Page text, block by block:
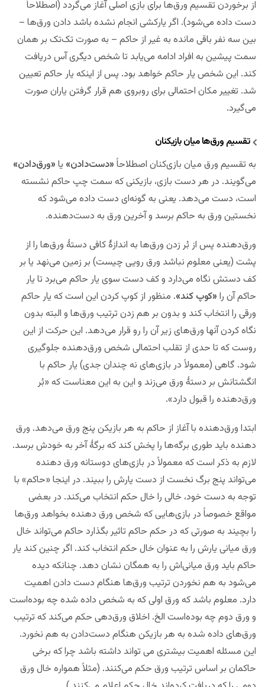
از برخوردن تقسیم ورق‌ها برای بازی اصلی آغاز می‌گردد (اصطلاحاً
دست داده می‌شود). اگر یارکشی انجام نشده باشد دادن ورق‌ها –
بین سه نفر باقی مانده به غیر از حاکم – به صورت تک‌تک بر همان
سمت پیشین به افراد ادامه می‌یابد تا شخص دیگری آس دریافت
کند. این شخص یار حاکم خواهد بود. پس از اینکه یار حاکم تعیین
شد. تغییر مکان احتمالی برای روبروی هم قرار گرفتن یاران صورت
می‌گیرد.
تقسیم ورق‌ها میان بازیکنان
به تقسیم ورق میان بازی‌کنان اصطلاحاً «دست‌دادن» یا «ورق‌دادن»
می‌گویند. در هر دست بازی، بازیکنی که سمت چپ حاکم نشسته
است، دست می‌دهد. یعنی به گونه‌ای دست داده می‌شود که
نخستین ورق به حاکم برسد و آخرین ورق به دست‌دهنده.
ورق‌دهنده پس از بُر زدن ورق‌ها به اندازهٔ کافی دستهٔ ورق‌ها را از
پشت (یعنی معلوم نباشد ورق رویی چیست) بر زمین می‌نهد یا بر
کف دستش نگاه می‌دارد و کف دست سوی یار حاکم می‌برد تا یار
حاکم آن را «کوپ کند». منظور از کوپ کردن این است که یار حاکم
ورقی را انتخاب کند و بدون بر هم زدن ترتیب ورق‌ها و البته بدون
نگاه کردن آنها ورق‌های زیر آن را رو قرار می‌دهد. این حرکت از این
روست که تا حدی از تقلب احتمالی شخص ورق‌دهنده جلوگیری
شود. گاهی (معمولاً در بازی‌های نه چندان جدی) یار حاکم با
انگشتانش بر دستهٔ ورق می‌زند و این به این معناست که «بُر
ورق‌دهنده را قبول دارد».
ابتدا ورق‌دهنده با آغاز از حاکم به هر بازیکن پنج ورق می‌دهد. ورق
دهنده باید طوری برگه‌ها را پخش کند که برگهٔ آخر به خودش برسد.
لازم به ذکر است که معمولاً در بازی‌های دوستانه ورق دهنده
می‌تواند پنج برگ نخست از دست یارش را ببیند. در اینجا «حاکم» با
توجه به دست خود، خالی را خال حکم انتخاب می‌کند. در بعضی
مواقع خصوصاً در بازی‌هایی که شخص ورق دهنده بخواهد ورق‌ها
را بچیند به صورتی که در حکم حاکم تاثیر بگذارد حاکم می‌تواند خال
ورق میانی یارش را به عنوان خال حکم انتخاب کند. اگر چنین کند یار
حاکم باید ورق میانی‌اش را به همگان نشان دهد. چنانکه دیده
می‌شود به هم نخوردن ترتیب ورق‌ها هنگام دست دادن اهمیت
دارد. معلوم باشد که ورق اولی که به شخص داده شده چه بوده‌است
و ورق دوم چه بوده‌است الخ. اخلاق ورق‌دهی حکم می‌کند که ترتیب
ورق‌های داده شده به هر بازیکن هنگام دست‌دادن به هم نخورد.
این مسئله اهمیت بیشتری می تواند داشته باشد چرا که برخی
حاکمان بر اساس ترتیب ورق حکم می‌کنند. (مثلاً همواره خال ورق